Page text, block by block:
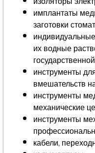
имплантаты
заготовки
их водные
инструменты
вмешательств
инструменты
механические
инструменты
кабели,